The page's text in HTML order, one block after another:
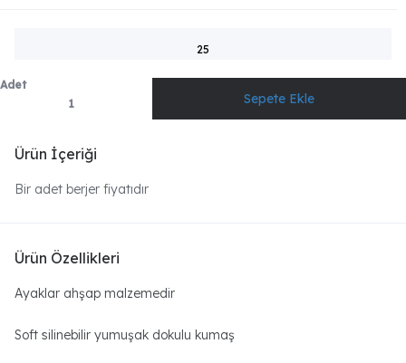
25
Adet
Ürün İçeriği
Bir adet berjer fiyatıdır
Ürün Özellikleri
Ayaklar ahşap malzemedir
Soft silinebilir yumuşak dokulu kumaş